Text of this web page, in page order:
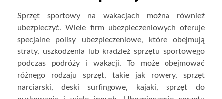
Sprzęt sportowy na wakacjach można również
ubezpieczyć. Wiele firm ubezpieczeniowych oferuje
specjalne polisy ubezpieczeniowe, które obejmują
straty, uszkodzenia lub kradzież sprzętu sportowego
podczas podróży i wakacji. To może obejmować
różnego rodzaju sprzęt, takie jak rowery, sprzęt
narciarski, deski surfingowe, kajaki, sprzęt do